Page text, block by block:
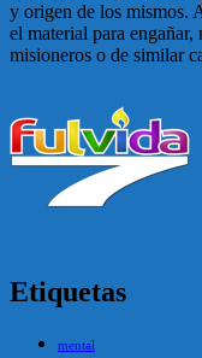
y origen de los mismos.
el material para
misioneros o de similar
Etiquetas
mental